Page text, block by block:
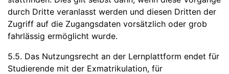
durch Dritte veranlasst werden und diesen Dritten der
Zugriff auf die Zugangsdaten vorsätzlich oder grob
fahrlässig ermöglicht wurde.
5.5. Das Nutzungsrecht an der Lernplattform endet für
Studierende mit der Exmatrikulation, für